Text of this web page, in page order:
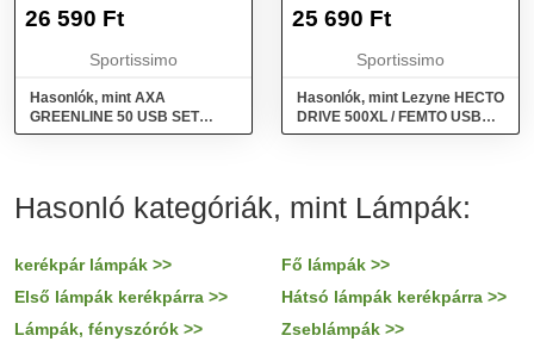
MÉRET
26 590 Ft
Sportissimo
Hasonlók, mint AXA
GREENLINE 50 USB SET
Lámpa szett, fekete, méret
FEKETE, MÉRET
25 690 Ft
Sportissimo
Hasonlók, mint Lezyne HECTO
DRIVE 500XL / FEMTO USB
PAIR Lámpa szett, fekete,
Hasonló kategóriák, mint Lámpák:
kerékpár lámpák >>
Fő lámpák >>
Első lámpák kerékpárra >>
Hátsó lámpák kerékpárra >>
Lámpák, fényszórók >>
Zseblámpák >>